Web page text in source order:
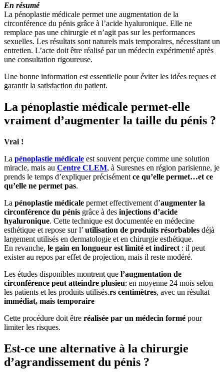
En résumé
La pénoplastie médicale permet une augmentation de la
circonférence du pénis grâce à l’acide hyaluronique. Elle ne
remplace pas une chirurgie et n’agit pas sur les performances
sexuelles. Les résultats sont naturels mais temporaires, nécessitant un
entretien. L’acte doit être réalisé par un médecin expérimenté après
une consultation rigoureuse.
Une bonne information est essentielle pour éviter les idées reçues et
garantir la satisfaction du patient.
La pénoplastie médicale permet-elle
vraiment d’augmenter la taille du pénis ?
Vrai !
La pénoplastie médicale est souvent perçue comme une solution
miracle, mais au Centre CLEM, à Suresnes en région parisienne, je
prends le temps d’expliquer précisément ce qu’elle permet…et ce
qu’elle ne permet pas.
La pénoplastie médicale permet effectivement d’augmenter la
circonférence du pénis grâce à des injections d’acide
hyaluronique. Cette technique est documentée en médecine
esthétique et repose sur l’ utilisation de produits résorbables déjà
largement utilisés en dermatologie et en chirurgie esthétique.
En revanche, le gain en longueur est limité et indirect : il peut
exister au repos par effet de projection, mais il reste modéré.
Les études disponibles montrent que l’augmentation de
circonférence peut atteindre plusieu: en moyenne 24 mois selon
les patients et les produits utilisés.rs centimètres, avec un résultat
immédiat, mais temporaire
Cette procédure doit être réalisée par un médecin formé pour
limiter les risques.
Est-ce une alternative à la chirurgie
d’agrandissement du pénis ?